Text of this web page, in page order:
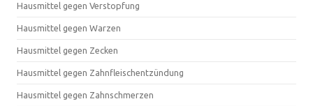
Hausmittel gegen Verstopfung
Hausmittel gegen Warzen
Hausmittel gegen Zecken
Hausmittel gegen Zahnfleischentzündung
Hausmittel gegen Zahnschmerzen